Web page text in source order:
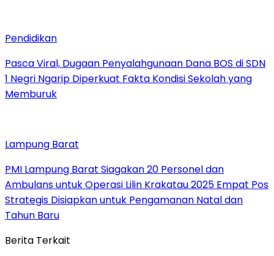
Pendidikan
Pasca Viral, Dugaan Penyalahgunaan Dana BOS di SDN
1 Negri Ngarip Diperkuat Fakta Kondisi Sekolah yang
Memburuk
Lampung Barat
PMI Lampung Barat Siagakan 20 Personel dan
Ambulans untuk Operasi Lilin Krakatau 2025 Empat Pos
Strategis Disiapkan untuk Pengamanan Natal dan
Tahun Baru
Berita Terkait